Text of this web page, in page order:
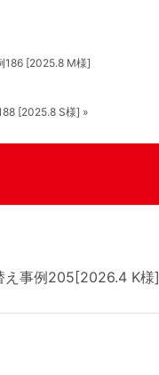
186 [2025.8 M様]
[2025.8 S様] »
え事例205[2026.4 K様]